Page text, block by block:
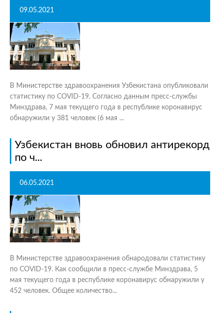
09.05.2021
В Министерстве здравоохранения Узбекистана опубликовали
статистику по COVID-19. Согласно данным пресс-службы
Минздрава, 7 мая текущего года в республике коронавирус
обнаружили у 381 человек (6 мая ...
Узбекистан вновь обновил антирекорд
по ч...
06.05.2021
В Министерстве здравоохранения обнародовали статистику
по COVID-19. Как сообщили в пресс-службе Минздрава, 5
мая текущего года в республике коронавирус обнаружили у
452 человек. Общее количество...